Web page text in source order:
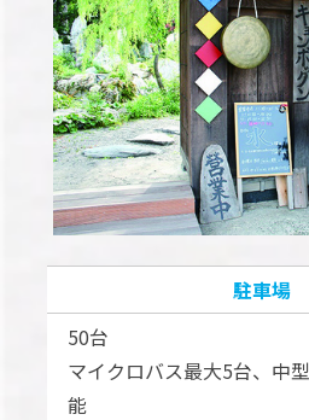
駐車場
50台
マイクロバス最大5台、中
能